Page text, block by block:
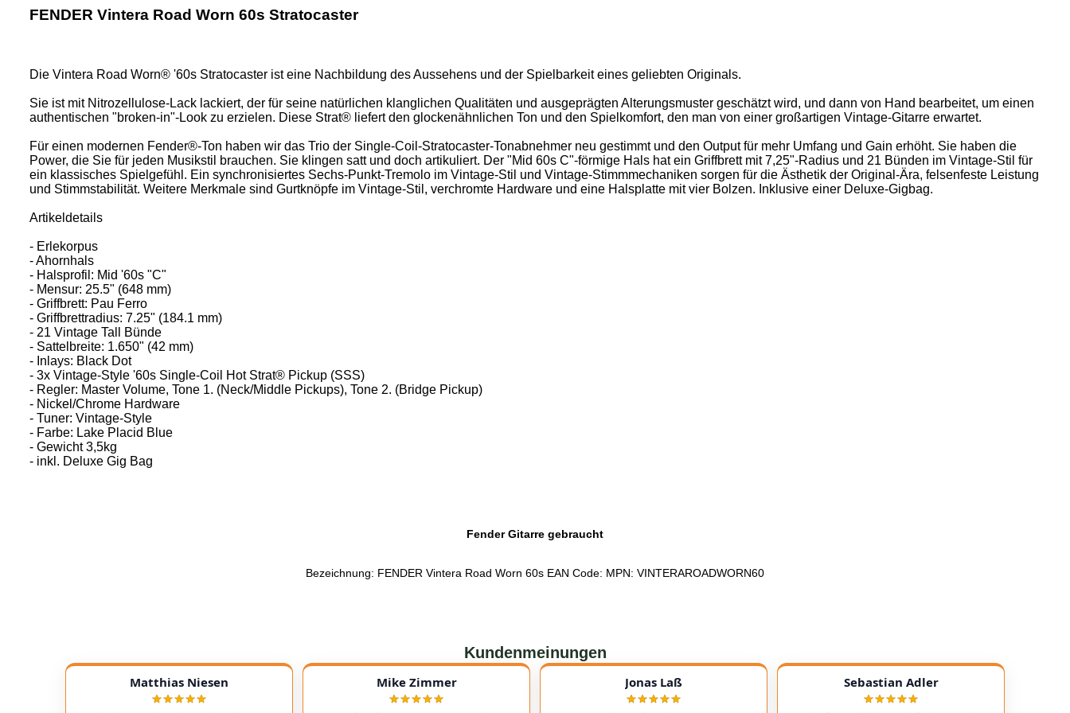
FENDER Vintera Road Worn 60s Stratocaster
Die Vintera Road Worn® '60s Stratocaster ist eine Nachbildung des Aussehens und der Spielbarkeit eines geliebten Originals.
Sie ist mit Nitrozellulose-Lack lackiert, der für seine natürlichen klanglichen Qualitäten und ausgeprägten Alterungsmuster geschätzt wird, und dann von Hand bearbeitet, um einen
authentischen "broken-in"-Look zu erzielen. Diese Strat® liefert den glockenähnlichen Ton und den Spielkomfort, den man von einer großartigen Vintage-Gitarre erwartet.
Für einen modernen Fender®-Ton haben wir das Trio der Single-Coil-Stratocaster-Tonabnehmer neu gestimmt und den Output für mehr Umfang und Gain erhöht. Sie haben die
Power, die Sie für jeden Musikstil brauchen. Sie klingen satt und doch artikuliert. Der "Mid 60s C"-förmige Hals hat ein Griffbrett mit 7,25"-Radius und 21 Bünden im Vintage-Stil für
ein klassisches Spielgefühl. Ein synchronisiertes Sechs-Punkt-Tremolo im Vintage-Stil und Vintage-Stimmmechaniken sorgen für die Ästhetik der Original-Ära, felsenfeste Leistung
und Stimmstabilität. Weitere Merkmale sind Gurtknöpfe im Vintage-Stil, verchromte Hardware und eine Halsplatte mit vier Bolzen. Inklusive einer Deluxe-Gigbag.
Artikeldetails
- Erlekorpus
- Ahornhals
- Halsprofil: Mid '60s "C"
- Mensur: 25.5" (648 mm)
- Griffbrett: Pau Ferro
- Griffbrettradius: 7.25" (184.1 mm)
- 21 Vintage Tall Bünde
- Sattelbreite: 1.650" (42 mm)
- Inlays: Black Dot
- 3x Vintage-Style '60s Single-Coil Hot Strat® Pickup (SSS)
- Regler: Master Volume, Tone 1. (Neck/Middle Pickups), Tone 2. (Bridge Pickup)
- Nickel/Chrome Hardware
- Tuner: Vintage-Style
- Farbe: Lake Placid Blue
- Gewicht 3,5kg
- inkl. Deluxe Gig Bag
Fender Gitarre gebraucht
Bezeichnung: FENDER Vintera Road Worn 60s EAN Code: MPN: VINTERAROADWORN60
Kundenmeinungen
Matthias Niesen Mike Zimmer Jonas Laß Sebastian Adler